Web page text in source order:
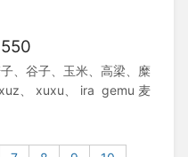
、谷子、玉米、高梁、糜
、 xuxu、 ira gemu 麦